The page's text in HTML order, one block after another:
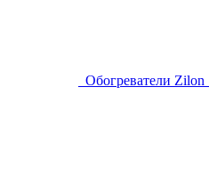
Обогреватели Zilon